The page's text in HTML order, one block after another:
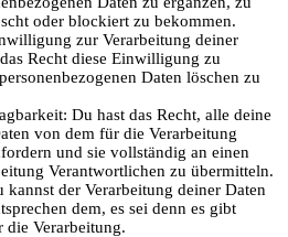
oder blockiert zu bekommen.
zur Verarbeitung deiner
Recht diese Einwilligung zu
Daten löschen zu
Du hast das Recht, alle deine
von dem für die Verarbeitung
und sie vollständig an einen
Verantwortlichen zu übermitteln.
kannst der Verarbeitung deiner Daten
dem, es sei denn es gibt
die Verarbeitung.